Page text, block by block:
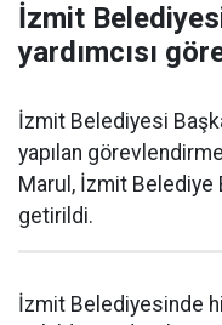
İzmit
yardımcısı
İzmit Belediyesi
yapılan
Marul, İzmit Belediye
getirildi.
İzmit Belediyesinde